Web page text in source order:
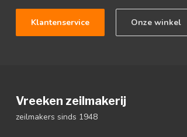
Klantenservice Onze winkel
Vreeken zeilmakerij
zeilmakers sinds 1948